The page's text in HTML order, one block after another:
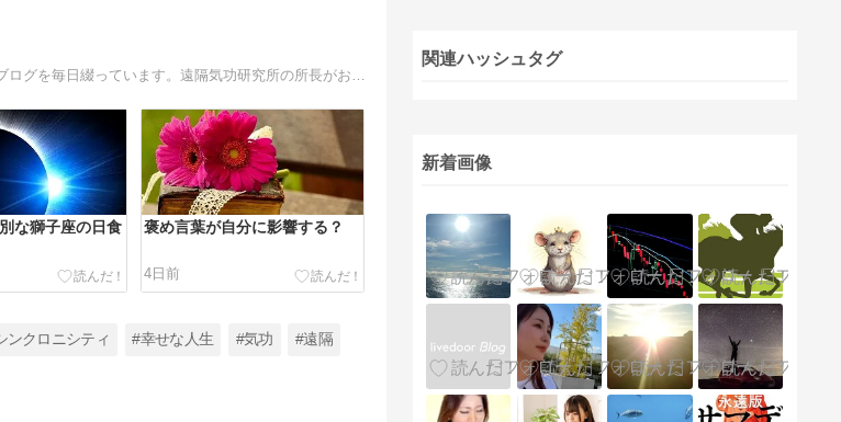
な獅子座の日食
褒め言葉が自分に影響する？
4日前
ンクロニシティ #幸せな人生 #気功 #遠隔
関連ハッシュタグ
新着画像